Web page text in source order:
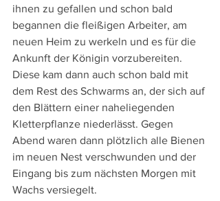
ihnen zu gefallen und schon bald
begannen die fleißigen Arbeiter, am
neuen Heim zu werkeln und es für die
Ankunft der Königin vorzubereiten.
Diese kam dann auch schon bald mit
dem Rest des Schwarms an, der sich auf
den Blättern einer naheliegenden
Kletterpflanze niederlässt. Gegen
Abend waren dann plötzlich alle Bienen
im neuen Nest verschwunden und der
Eingang bis zum nächsten Morgen mit
Wachs versiegelt.